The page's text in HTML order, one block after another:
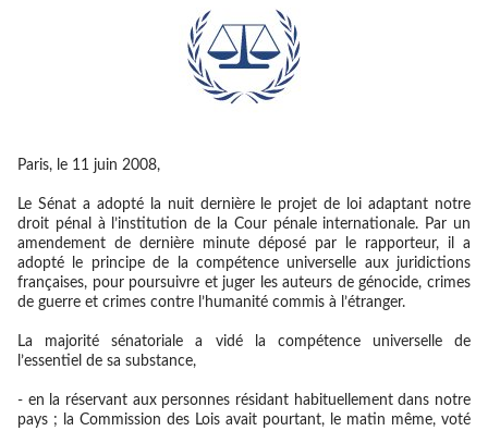
Paris, le 11 juin 2008,
Le Sénat a adopté la nuit dernière le projet de loi adaptant notre
droit pénal à l’institution de la Cour pénale internationale. Par un
amendement de dernière minute déposé par le rapporteur, il a
adopté le principe de la compétence universelle aux juridictions
françaises, pour poursuivre et juger les auteurs de génocide, crimes
de guerre et crimes contre l’humanité commis à l’étranger.
La majorité sénatoriale a vidé la compétence universelle de
l’essentiel de sa substance,
- en la réservant aux personnes résidant habituellement dans notre
pays ; la Commission des Lois avait pourtant, le matin même, voté